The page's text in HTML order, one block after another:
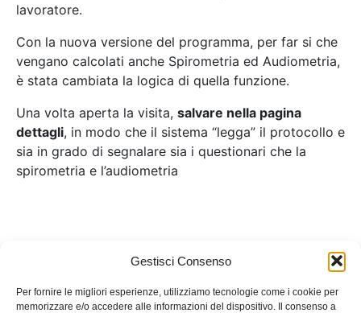
Gestisci Consenso
Per fornire le migliori esperienze, utilizziamo tecnologie come i cookie per
memorizzare e/o accedere alle informazioni del dispositivo. Il consenso a
lavoratore.
Con la nuova versione del programma, per far si che
vengano calcolati anche Spirometria ed Audiometria,
è stata cambiata la logica di quella funzione.
Una volta aperta la visita, salvare nella pagina
dettagli, in modo che il sistema “legga” il protocollo e
sia in grado di segnalare sia i questionari che la
spirometria e l’audiometria